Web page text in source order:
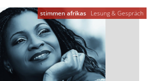
stimmen afrikas Lesung & Gespräch